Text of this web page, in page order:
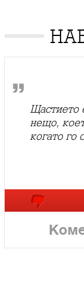
Щастието
нещо,
когато го